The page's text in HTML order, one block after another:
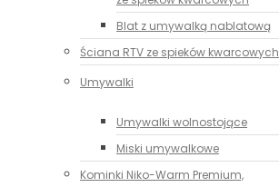
Blat z umywalką nablatową
Ściana RTV ze spieków kwarcowych
Umywalki
Umywalki wolnostojące
Miski umywalkowe
Kominki Niko-Warm Premium,